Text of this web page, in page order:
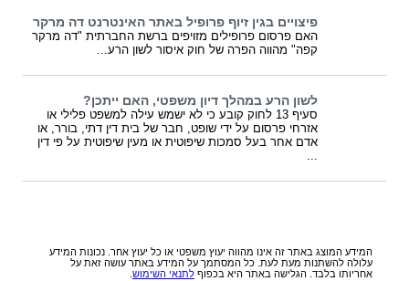
פיצויים בגין זיוף פרופיל באתר האינטרנט דה מרקר
האם פרסום פרופילים מזויפים ברשת החברתית "דה מרקר
קפה" מהווה הפרה של חוק איסור לשון הרע...
לשון הרע במהלך דיון משפטי, האם ייתכן?
סעיף 13 לחוק קובע כי לא ישמש עילה למשפט פלילי או
אזרחי פרסום על ידי שופט, חבר של בית דין דתי, בורר, או
אדם אחר בעל סמכות שיפוטית או מעין שיפוטית על פי דין
...
המידע המוצג באתר זה אינו מהווה יעוץ משפטי או כל יעוץ אחר. נכונות המידע
עלולה להשתנות מעת לעת. כל המסתמך על המידע באתר עושה זאת על
אחריותו בלבד. הגלישה באתר היא בכפוף לתנאי השימוש